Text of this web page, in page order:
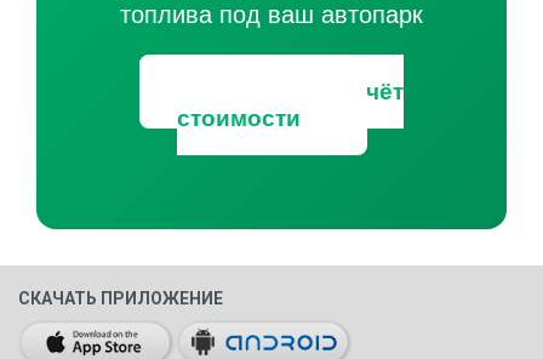
топлива под ваш автопарк
Получить расчёт
стоимости
СКАЧАТЬ ПРИЛОЖЕНИЕ